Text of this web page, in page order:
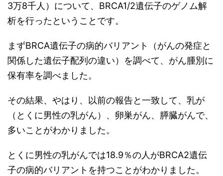
3万8千人）について、BRCA1/2遺伝子のゲノム解
析を行ったということです。
まずBRCA遺伝子の病的バリアント（がんの発症と
関係した遺伝子配列の違い）を調べて、がん腫別に
保有率を調べました。
その結果、やはり、以前の報告と一致して、乳が
（とくに男性の乳がん）、卵巣がん、膵臓がんで、
多いことがわかりました。
とくに男性の乳がんでは18.9％の人がBRCA2遺伝
子の病的バリアントを持つことがわかりました。